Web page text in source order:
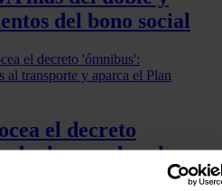
del bono social
el decreto
las ayudas al
el Plan Moves